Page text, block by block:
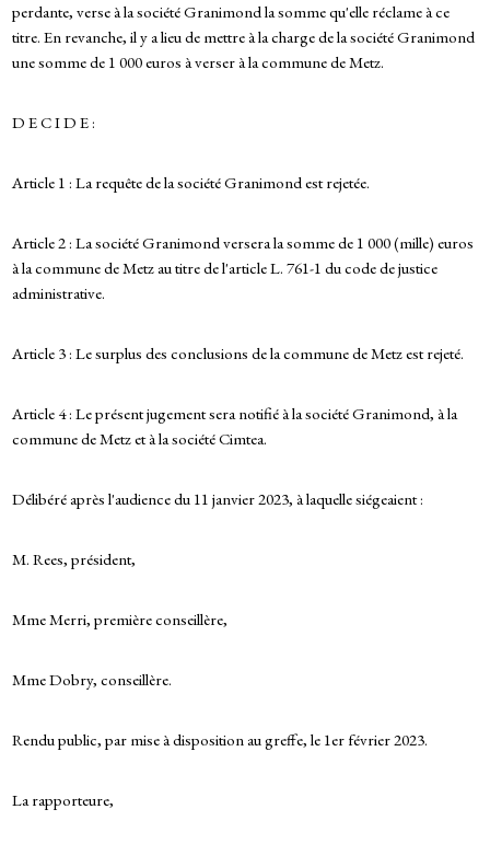
perdante, verse à la société Granimond la somme qu'elle réclame à ce
titre. En revanche, il y a lieu de mettre à la charge de la société Granimond
une somme de 1 000 euros à verser à la commune de Metz.
D E C I D E :
Article 1 : La requête de la société Granimond est rejetée.
Article 2 : La société Granimond versera la somme de 1 000 (mille) euros
à la commune de Metz au titre de l'article L. 761-1 du code de justice
administrative.
Article 3 : Le surplus des conclusions de la commune de Metz est rejeté.
Article 4 : Le présent jugement sera notifié à la société Granimond, à la
commune de Metz et à la société Cimtea.
Délibéré après l'audience du 11 janvier 2023, à laquelle siégeaient :
M. Rees, président,
Mme Merri, première conseillère,
Mme Dobry, conseillère.
Rendu public, par mise à disposition au greffe, le 1er février 2023.
La rapporteure,